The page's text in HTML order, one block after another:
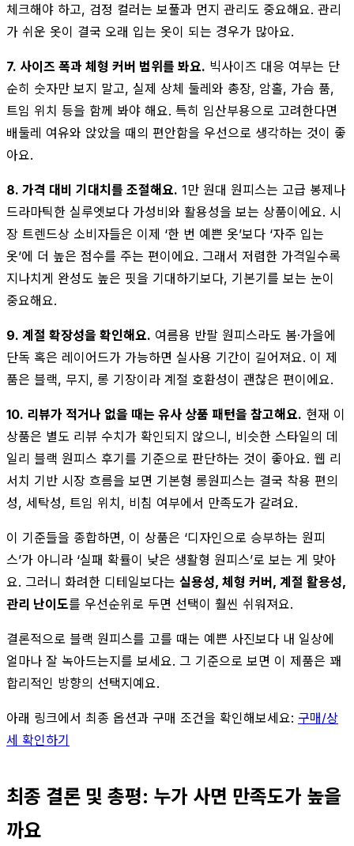
체크해야 하고, 검정 컬러는 보풀과 먼지 관리도 중요해요. 관리
가 쉬운 옷이 결국 오래 입는 옷이 되는 경우가 많아요.
7. 사이즈 폭과 체형 커버 범위를 봐요. 빅사이즈 대응 여부는 단
순히 숫자만 보지 말고, 실제 상체 둘레와 총장, 암홀, 가슴 품,
트임 위치 등을 함께 봐야 해요. 특히 임산부용으로 고려한다면
배둘레 여유와 앉았을 때의 편안함을 우선으로 생각하는 것이 좋
아요.
8. 가격 대비 기대치를 조절해요. 1만 원대 원피스는 고급 봉제나
드라마틱한 실루엣보다 가성비와 활용성을 보는 상품이에요. 시
장 트렌드상 소비자들은 이제 ‘한 번 예쁜 옷’보다 ‘자주 입는
옷’에 더 높은 점수를 주는 편이에요. 그래서 저렴한 가격일수록
지나치게 완성도 높은 핏을 기대하기보다, 기본기를 보는 눈이
중요해요.
9. 계절 확장성을 확인해요. 여름용 반팔 원피스라도 봄·가을에
단독 혹은 레이어드가 가능하면 실사용 기간이 길어져요. 이 제
품은 블랙, 무지, 롱 기장이라 계절 호환성이 괜찮은 편이에요.
10. 리뷰가 적거나 없을 때는 유사 상품 패턴을 참고해요. 현재 이
상품은 별도 리뷰 수치가 확인되지 않으니, 비슷한 스타일의 데
일리 블랙 원피스 후기를 기준으로 판단하는 것이 좋아요. 웹 리
서치 기반 시장 흐름을 보면 기본형 롱원피스는 결국 착용 편의
성, 세탁성, 트임 위치, 비침 여부에서 만족도가 갈려요.
이 기준들을 종합하면, 이 상품은 ‘디자인으로 승부하는 원피
스’가 아니라 ‘실패 확률이 낮은 생활형 원피스’로 보는 게 맞아
요. 그러니 화려한 디테일보다는 실용성, 체형 커버, 계절 활용성,
관리 난이도를 우선순위로 두면 선택이 훨씬 쉬워져요.
결론적으로 블랙 원피스를 고를 때는 예쁜 사진보다 내 일상에
얼마나 잘 녹아드는지를 보세요. 그 기준으로 보면 이 제품은 꽤
합리적인 방향의 선택지예요.
아래 링크에서 최종 옵션과 구매 조건을 확인해보세요: 구매/상
세 확인하기
최종 결론 및 총평: 누가 사면 만족도가 높을
까요